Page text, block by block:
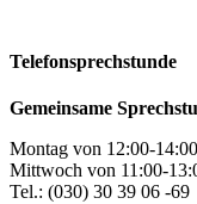
Telefonsprechstunde
Gemeinsame
Montag von 12:00-
Mittwoch von 11:00-
Tel.: (030) 30 39 06 -69